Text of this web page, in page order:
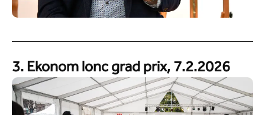
3. Ekonom lonc grad prix, 7.2.2026